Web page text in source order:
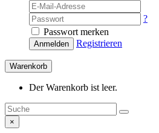
?
Passwort merken
Anmelden Registrieren
Warenkorb
Der Warenkorb ist leer.
×